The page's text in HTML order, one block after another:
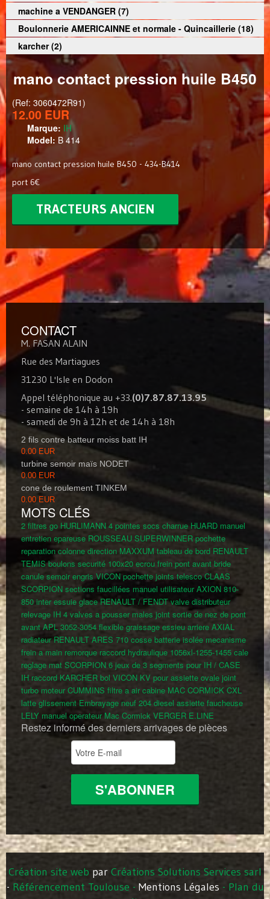
machine a VENDANGER (7)
Boulonnerie AMERICAINNE et normale - Quincaillerie (18)
karcher (2)
mano contact pression huile B450
(Ref: 3060472R91)
12.00 EUR
Marque: IH
Model: B 414
mano contact pression huile B450 - 434-B414
port 6€
TRACTEURS ANCIEN
CONTACT
M. FASAN ALAIN
Rue des Martiagues
31230 L'Isle en Dodon
Appel téléphonique au +33.(0)7.87.87.13.95
- semaine de 14h à 19h
- samedi de 9h à 12h et de 14h à 18h
2 fils contre batteur moiss batt IH
0.00 EUR
turbine semoir maïs NODET
0.00 EUR
cone de roulement TINKEM
0.00 EUR
MOTS CLÉS
2 filtres go HURLIMANN 4 pointes socs charrue HUARD manuel
entretien epareuse ROUSSEAU SUPERWINNER pochette
reparation colonne direction MAXXUM tableau de bord RENAULT
TEMIS boulons securité 100x20 ecrou frein pont avant bride
canule semoir engris VICON pochette joints telesco CLAAS
SCORPION sections faucillées manuel utilisateur AXION 810-
850 inter essuie glace RENAULT / FENDT valve distributeur
relevage IH 4 valves a pousser males joint sortie de nez de pont
avant APL 3052-3054 flexible graissage essieu arriere AXIAL
radiateur RENAULT ARES 710 cosse batterie isolée mecanisme
frein a main remorque raccord hydraulique 1056xl-1255-1455 cale
reglage mat SCORPION 6 jeux de 3 segments pour IH / CASE
IH raccord KARCHER bol VICON KV pour assiette ovale joint
turbo moteur CUMMINS filtre a air cabine MAC CORMICK CXL
latte glissement Embrayage neuf 204 diesel assiette faucheuse
LELY manuel operateur Mac Cormick VERGER E.LINE
Restez informé des derniers arrivages de pièces
Création site web par Créations Solutions Services sarl
- Référencement Toulouse - Mentions Légales - Plan du